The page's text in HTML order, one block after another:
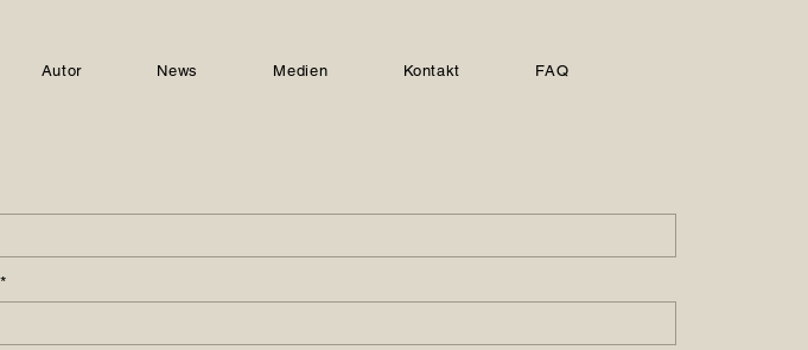
Autor News Medien Kontakt FAQ